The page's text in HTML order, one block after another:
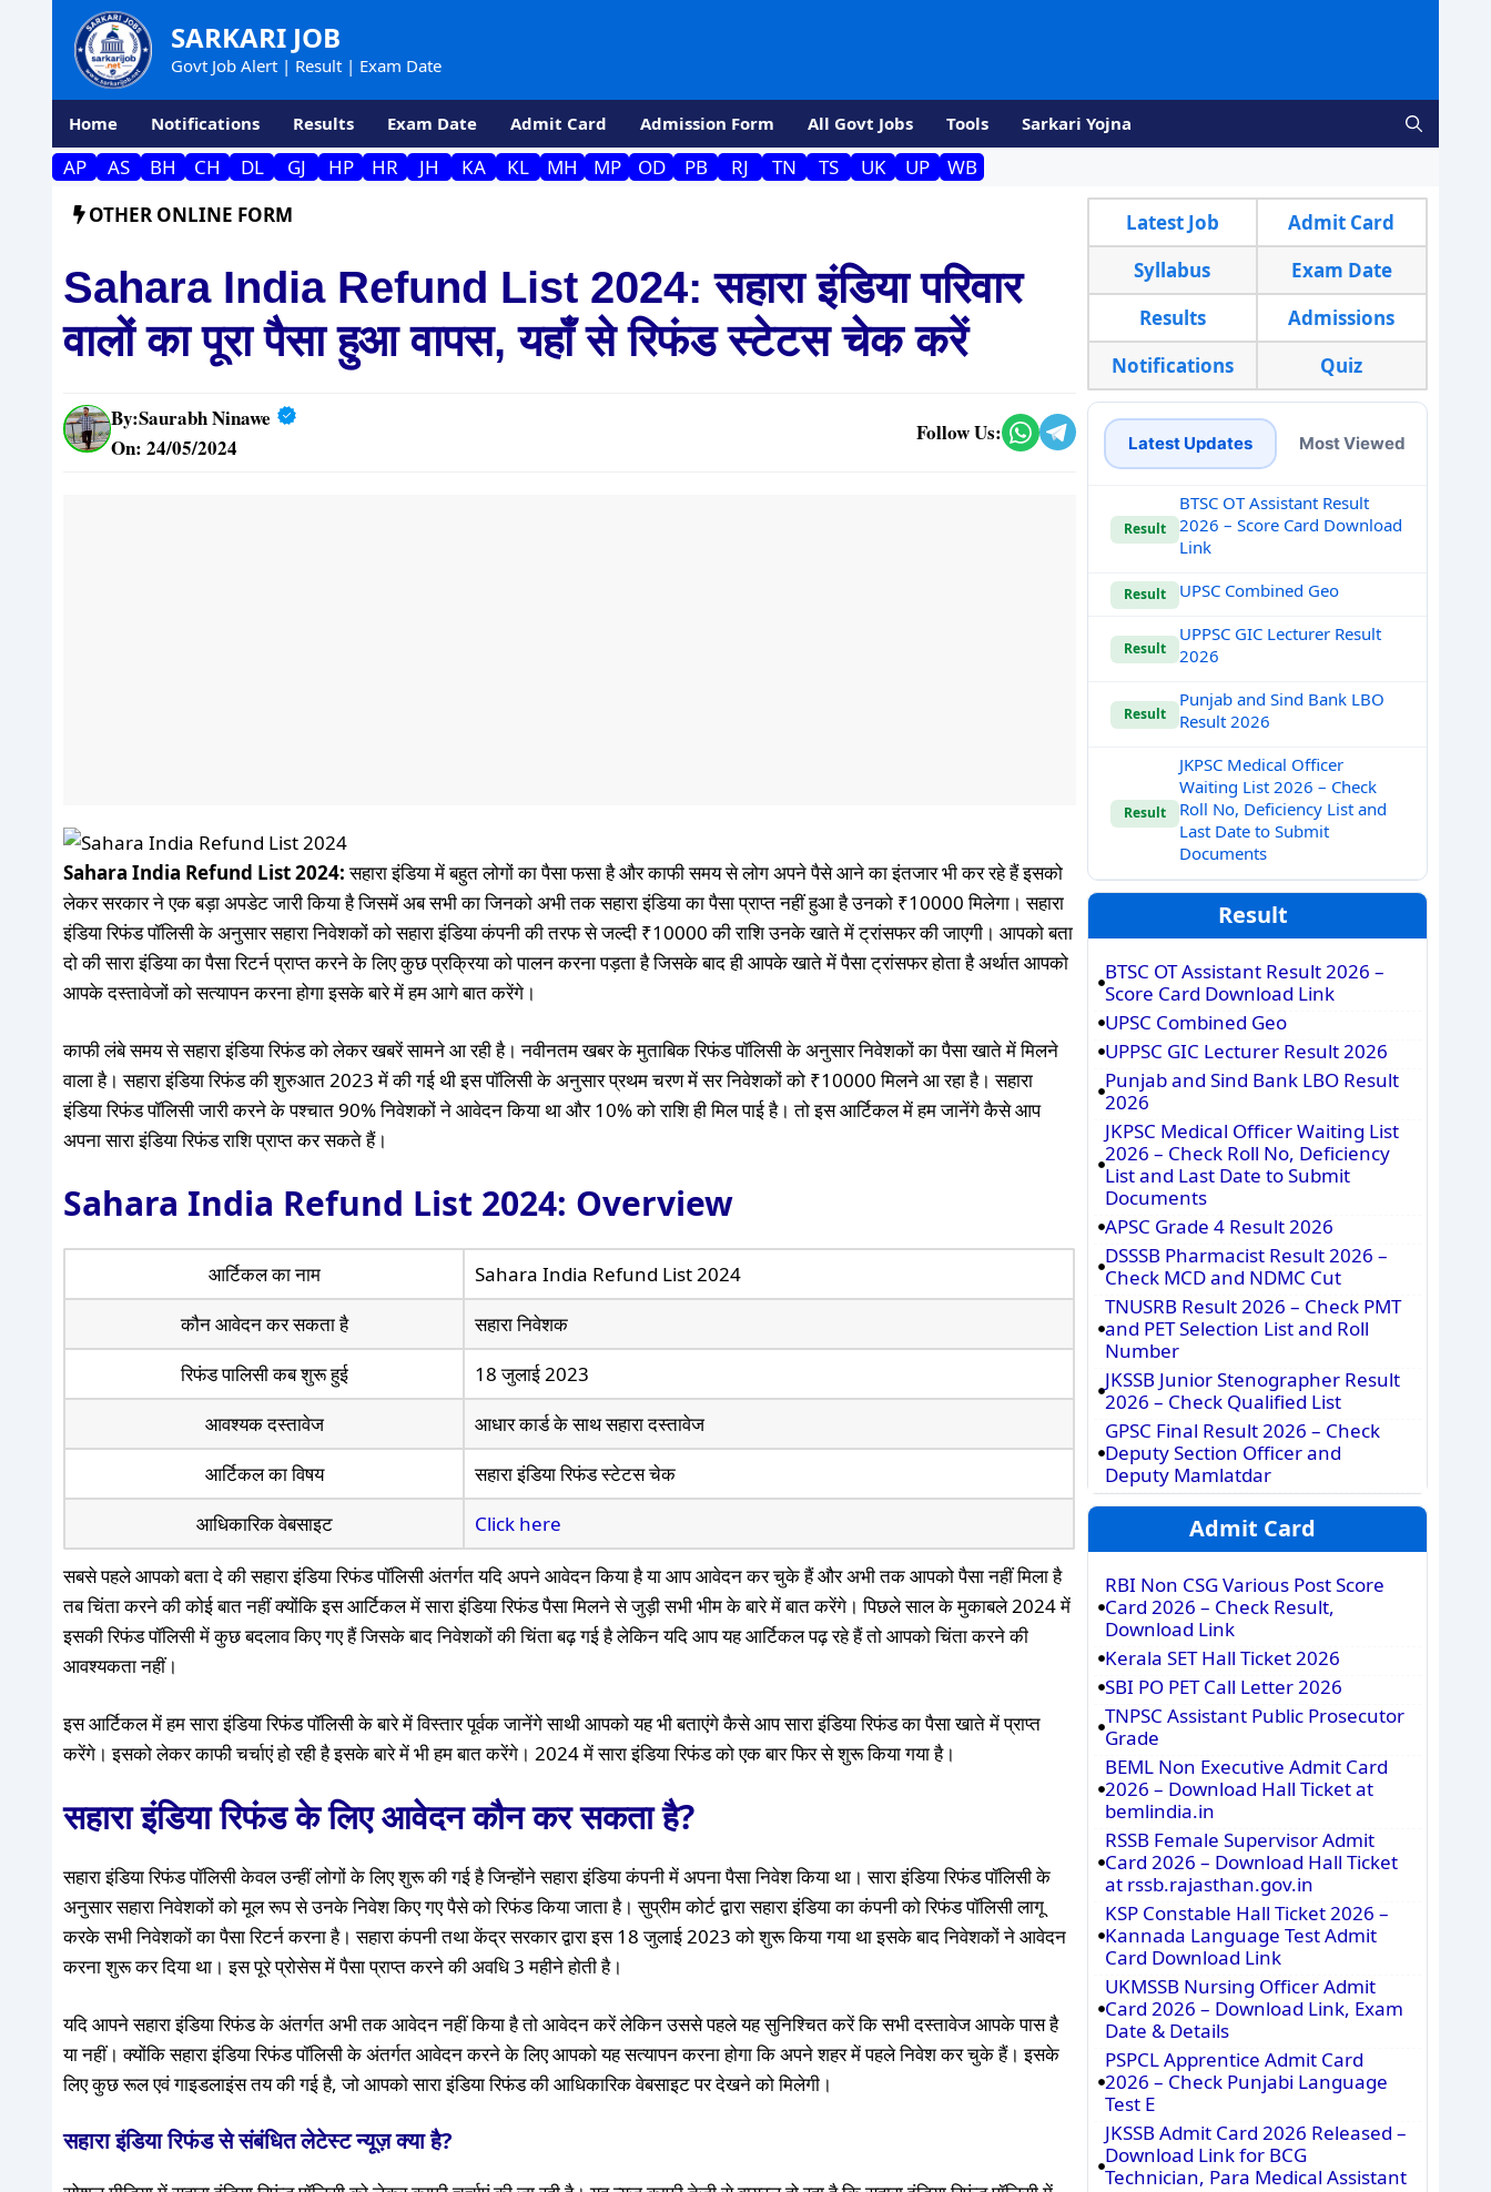
SARKARI JOB
Govt Job Alert | Result | Exam Date
Home Notifications Results Exam Date Admit Card Admission Form All Govt Jobs Tools Sarkari Yojna
AP AS BH CH DL GJ HP HR JH KA KL MH MP OD PB RJ TN TS UK UP
WB
OTHER ONLINE FORM
Sahara India Refund List 2024: सहारा इंडिया परिवार
वालों का पूरा पैसा हुआ वापस, यहाँ से रिफंड स्टेटस चेक करें
By:Saurabh Ninawe
On: 24/05/2024
Follow Us:
Sahara India Refund List 2024:सहारा इंडिया में बहुत लोगों का पैसा फसा है और काफी समय से लोग अपने पैसे आने का इंतजार भी कर रहे हैं इसको
लेकर सरकार ने एक बड़ा अपडेट जारी किया है जिसमें अब सभी का जिनको अभी तक सहारा इंडिया का पैसा प्राप्त नहीं हुआ है उनको ₹10000 मिलेगा। सहारा
इंडिया रिफंड पॉलिसी के अनुसार सहारा निवेशकों को सहारा इंडिया कंपनी की तरफ से जल्दी ₹10000 की राशि उनके खाते में ट्रांसफर की जाएगी। आपको बता
दो की सारा इंडिया का पैसा रिटर्न प्राप्त करने के लिए कुछ प्रक्रिया को पालन करना पड़ता है जिसके बाद ही आपके खाते में पैसा ट्रांसफर होता है अर्थात आपको
आपके दस्तावेजों को सत्यापन करना होगा इसके बारे में हम आगे बात करेंगे।
काफी लंबे समय से सहारा इंडिया रिफंड को लेकर खबरें सामने आ रही है। नवीनतम खबर के मुताबिक रिफंड पॉलिसी के अनुसार निवेशकों का पैसा खाते में मिलने
वाला है। सहारा इंडिया रिफंड की शुरुआत 2023 में की गई थी इस पॉलिसी के अनुसार प्रथम चरण में सर निवेशकों को ₹10000 मिलने आ रहा है। सहारा
इंडिया रिफंड पॉलिसी जारी करने के पश्चात 90% निवेशकों ने आवेदन किया था और 10% को राशि ही मिल पाई है। तो इस आर्टिकल में हम जानेंगे कैसे आप
अपना सारा इंडिया रिफंड राशि प्राप्त कर सकते हैं।
Sahara India Refund List 2024: Overview
आर्टिकल का नाम
Sahara India Refund List 2024
कौन आवेदन कर सकता है
सहारा निवेशक
रिफंड पालिसी कब शुरू हुई
18 जुलाई 2023
आवश्यक दस्तावेज
आधार कार्ड के साथ सहारा दस्तावेज
आर्टिकल का विषय
सहारा इंडिया रिफंड स्टेटस चेक
आधिकारिक वेबसाइट
Click here
सबसे पहले आपको बता दे की सहारा इंडिया रिफंड पॉलिसी अंतर्गत यदि अपने आवेदन किया है या आप आवेदन कर चुके हैं और अभी तक आपको पैसा नहीं मिला है
तब चिंता करने की कोई बात नहीं क्योंकि इस आर्टिकल में सारा इंडिया रिफंड पैसा मिलने से जुड़ी सभी भीम के बारे में बात करेंगे। पिछले साल के मुकाबले 2024 में
इसकी रिफंड पॉलिसी में कुछ बदलाव किए गए हैं जिसके बाद निवेशकों की चिंता बढ़ गई है लेकिन यदि आप यह आर्टिकल पढ़ रहे हैं तो आपको चिंता करने की
आवश्यकता नहीं।
इस आर्टिकल में हम सारा इंडिया रिफंड पॉलिसी के बारे में विस्तार पूर्वक जानेंगे साथी आपको यह भी बताएंगे कैसे आप सारा इंडिया रिफंड का पैसा खाते में प्राप्त
करेंगे। इसको लेकर काफी चर्चाएं हो रही है इसके बारे में भी हम बात करेंगे। 2024 में सारा इंडिया रिफंड को एक बार फिर से शुरू किया गया है।
सहारा इंडिया रिफंड के लिए आवेदन कौन कर सकता है?
सहारा इंडिया रिफंड पॉलिसी केवल उन्हीं लोगों के लिए शुरू की गई है जिन्होंने सहारा इंडिया कंपनी में अपना पैसा निवेश किया था। सारा इंडिया रिफंड पॉलिसी के
अनुसार सहारा निवेशकों को मूल रूप से उनके निवेश किए गए पैसे को रिफंड किया जाता है। सुप्रीम कोर्ट द्वारा सहारा इंडिया का कंपनी को रिफंड पॉलिसी लागू
करके सभी निवेशकों का पैसा रिटर्न करना है। सहारा कंपनी तथा केंद्र सरकार द्वारा इस 18 जुलाई 2023 को शुरू किया गया था इसके बाद निवेशकों ने आवेदन
करना शुरू कर दिया था। इस पूरे प्रोसेस में पैसा प्राप्त करने की अवधि 3 महीने होती है।
यदि आपने सहारा इंडिया रिफंड के अंतर्गत अभी तक आवेदन नहीं किया है तो आवेदन करें लेकिन उससे पहले यह सुनिश्चित करें कि सभी दस्तावेज आपके पास है
या नहीं। क्योंकि सहारा इंडिया रिफंड पॉलिसी के अंतर्गत आवेदन करने के लिए आपको यह सत्यापन करना होगा कि अपने शहर में पहले निवेश कर चुके हैं। इसके
लिए कुछ रूल एवं गाइडलाइंस तय की गई है, जो आपको सारा इंडिया रिफंड की आधिकारिक वेबसाइट पर देखने को मिलेगी।
सहारा इंडिया रिफंड से संबंधित लेटेस्ट न्यूज़ क्या है?
Latest Job
Admit Card
Syllabus
Exam Date
Results
Admissions
Notifications
Quiz
Latest Updates Most Viewed
Result
BTSC OT Assistant Result
2026 – Score Card Download
Link
Result UPSC Combined Geo
Result
UPPSC GIC Lecturer Result
2026
Result
Punjab and Sind Bank LBO
Result 2026
Result
JKPSC Medical Officer
Waiting List 2026 – Check
Roll No, Deficiency List and
Last Date to Submit
Documents
Result
BTSC OT Assistant Result 2026 –
Score Card Download Link
UPSC Combined Geo
UPPSC GIC Lecturer Result 2026
Punjab and Sind Bank LBO Result
2026
JKPSC Medical Officer Waiting List
2026 – Check Roll No, Deficiency
List and Last Date to Submit
Documents
APSC Grade 4 Result 2026
DSSSB Pharmacist Result 2026 –
Check MCD and NDMC Cut
TNUSRB Result 2026 – Check PMT
and PET Selection List and Roll
Number
JKSSB Junior Stenographer Result
2026 – Check Qualified List
GPSC Final Result 2026 – Check
Deputy Section Officer and
Deputy Mamlatdar
Admit Card
RBI Non CSG Various Post Score
Card 2026 – Check Result,
Download Link
Kerala SET Hall Ticket 2026
SBI PO PET Call Letter 2026
TNPSC Assistant Public Prosecutor
Grade
BEML Non Executive Admit Card
2026 – Download Hall Ticket at
bemlindia.in
RSSB Female Supervisor Admit
Card 2026 – Download Hall Ticket
at rssb.rajasthan.gov.in
KSP Constable Hall Ticket 2026 –
Kannada Language Test Admit
Card Download Link
UKMSSB Nursing Officer Admit
Card 2026 – Download Link, Exam
Date & Details
PSPCL Apprentice Admit Card
2026 – Check Punjabi Language
Test E
JKSSB Admit Card 2026 Released –
Download Link for BCG
Technician, Para Medical Assistant